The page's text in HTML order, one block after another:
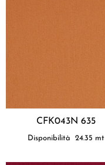
CFK043N 635
Disponibilità 24.35 mt